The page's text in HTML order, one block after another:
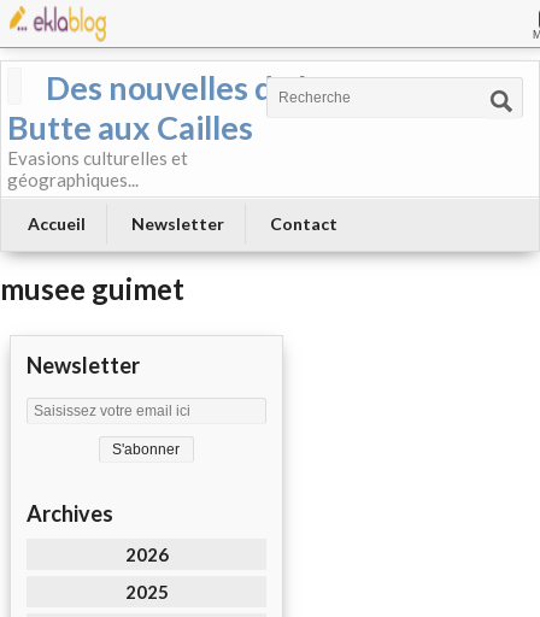
Des nouvelles de la
Butte aux Cailles
Evasions culturelles et
géographiques...
Accueil Newsletter Contact
musee guimet
Newsletter
Archives
2026
2025